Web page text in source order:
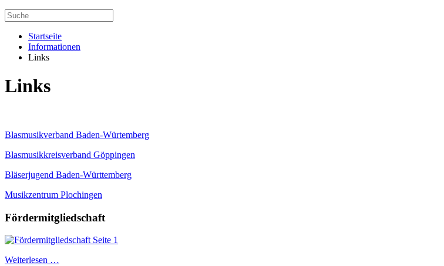
Startseite
Informationen
Links
Links
Blasmusikverband Baden-Würtemberg
Blasmusikkreisverband Göppingen
Bläserjugend Baden-Württemberg
Musikzentrum Plochingen
Fördermitgliedschaft
Weiterlesen …